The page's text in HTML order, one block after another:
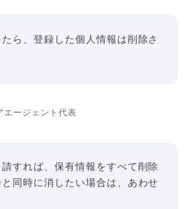
ら、登録した個人情報は削除さ
エージェント代表
請すれば、保有情報をすべて削除
同時に消したい場合は、あわせ